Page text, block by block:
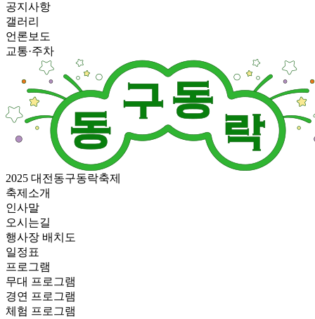
공지사항
갤러리
언론보도
교통·주차
2025 대전동구동락축제
축제소개
인사말
오시는길
행사장 배치도
일정표
프로그램
무대 프로그램
경연 프로그램
체험 프로그램